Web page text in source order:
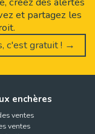
et partagez les
c'est gratuit ! →
enchères
ventes
ventes